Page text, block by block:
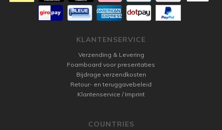
KLANTENSERVICE
Verzending & Levering
Foamboard voor presentaties
Bijdrage verzendkosten
Retour- en teruggavebeleid
Klantenservice / Imprint
COUNTRIES